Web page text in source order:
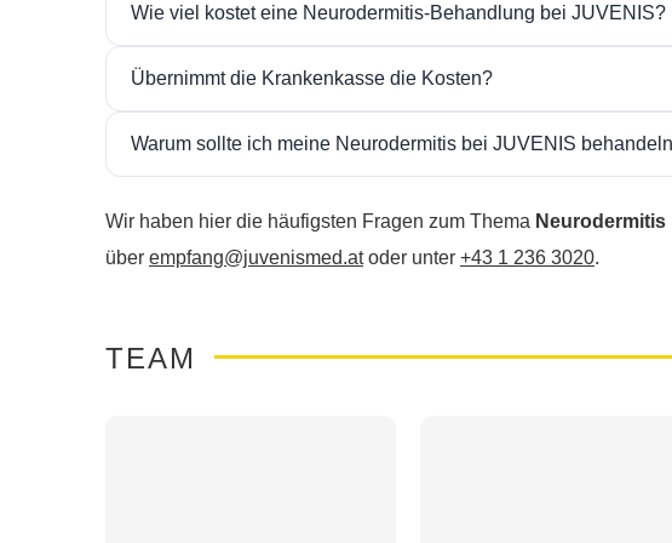
schonende Reinigung der Haut
Stressreduktion
und effektivist.
Wie viel kostet eine Neurodermitis-Behandlung bei JUVENIS?
Übernimmt die Krankenkasse die Kosten?
Einreichung.
Warum sollte ich meine Neurodermitis bei JUVENIS
Hautpflegekonzepte wird einelangfristige Stabilisierung Ihrer
Wir haben hier die häufigsten Fragen zum Thema Neurodermitis
über empfang@juvenismed.atoder unter +43 1 236 3020.
TEAM